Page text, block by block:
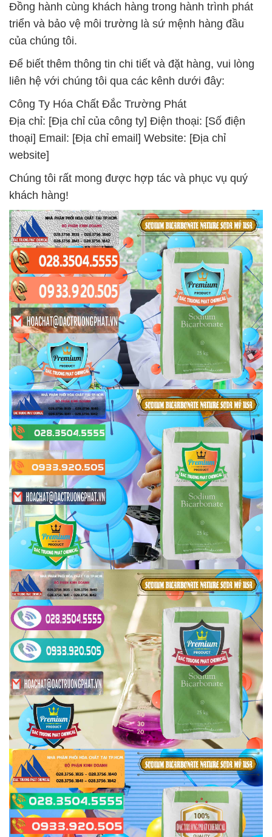
Đồng hành cùng khách hàng trong hành trình phát
triển và bảo vệ môi trường là sứ mệnh hàng đầu
của chúng tôi.
Để biết thêm thông tin chi tiết và đặt hàng, vui lòng
liên hệ với chúng tôi qua các kênh dưới đây:
Công Ty Hóa Chất Đắc Trường Phát
Địa chỉ: [Địa chỉ của công ty] Điện thoại: [Số điện
thoại] Email: [Địa chỉ email] Website: [Địa chỉ
website]
Chúng tôi rất mong được hợp tác và phục vụ quý
khách hàng!